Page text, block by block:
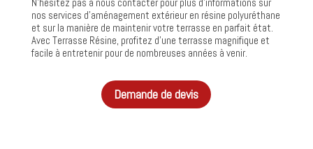
nos services d’aménagement extérieur en résine polyuréthane
et sur la manière de maintenir votre terrasse en parfait état.
Avec Terrasse Résine, profitez d’une terrasse magnifique et
facile à entretenir pour de nombreuses années à venir.
Demande de devis